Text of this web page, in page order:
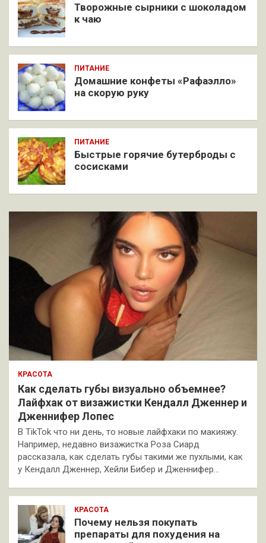
Творожные сырники с шоколадом
к чаю
ПИТАНИЕ
Домашние конфеты «Рафаэлло»
на скорую руку
ПИТАНИЕ
Быстрые горячие бутерброды с
сосисками
КРАСОТА
Как сделать губы визуально объемнее?
Лайфхак от визажистки Кендалл Дженнер и
Дженнифер Лопес
В TikTok что ни день, то новые лайфхаки по макияжу.
Например, недавно визажистка Роза Сиард
рассказала, как сделать губы такими же пухлыми, как
у Кендалл Дженнер, Хейли Бибер и Дженнифер…
КРАСОТА
Почему нельзя покупать
препараты для похудения на